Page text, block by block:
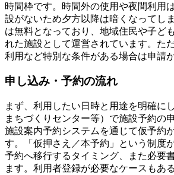
時間枠です。時間外の使用や夜間利用
設がないため夕方以降は暗くなってし
は無料となっており、地域住民や子ど
れた施設として運営されています。た
利用など特別な条件がある場合は申請
申し込み・予約の流れ
まず、利用したい日時と用途を明確に
まちづくりセンター等）で施設予約の
施設案内予約システムを通じて仮予約
す。「仮押さえ／本予約」という制度
予約へ移行するタイミング、また必要
ます。利用者登録が必要なケースもあ